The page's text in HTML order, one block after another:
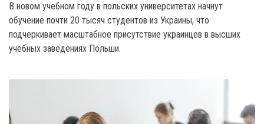
В новом учебном году в польских университетах начнут
обучение почти 20 тысяч студентов из Украины, что
подчеркивает масштабное присутствие украинцев в высших
учебных заведениях Польши.